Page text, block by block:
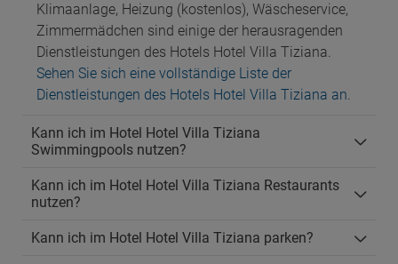
Klimaanlage, Heizung (kostenlos), Wäscheservice,
Zimmermädchen sind einige der herausragenden
Dienstleistungen des Hotels Hotel Villa Tiziana.
Sehen Sie sich eine vollständige Liste der
Dienstleistungen des Hotels Hotel Villa Tiziana an.
Kann ich im Hotel Hotel Villa Tiziana
Swimmingpools nutzen?
Kann ich im Hotel Hotel Villa Tiziana Restaurants
nutzen?
Kann ich im Hotel Hotel Villa Tiziana parken?